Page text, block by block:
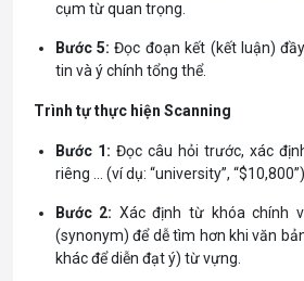
cụm từ quan trọng.
Bước 5:Đọc đoạn kết (kết luận)
tin và ý chính tổng thể.
Trình tự thực hiện Scanning
Bước 1: Đọc câu hỏi trước, xác
riêng … (ví dụ: “university”, “$10,800”).
Bước 2: Xác định từ khóa chính
(synonym) để dễ tìm hơn khi văn
khác để diễn đạt ý) từ vựng.